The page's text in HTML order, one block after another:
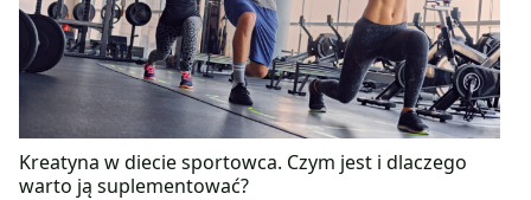
Kreatyna w diecie sportowca. Czym jest i dlaczego
warto ją suplementować?